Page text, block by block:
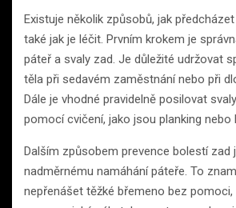
Existuje několik způsobů, jak
také jak je léčit. Prvním krokem je
páteř a svaly zad. Je důležité udržovat
těla při sedavém zaměstnání nebo při
Dále je vhodné pravidelně posilovat
pomocí cvičení, jako jsou planking nebo
Dalším způsobem prevence bolestí zad
nadměrnému namáhání páteře. To
nepřenášet těžké břemeno bez pomoci,